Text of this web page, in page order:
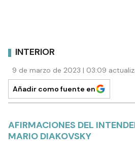
INTERIOR
9 de marzo de 2023 | 03:09
Añadir como fuente en
AFIRMACIONES DEL
MARIO DIAKOVSKY